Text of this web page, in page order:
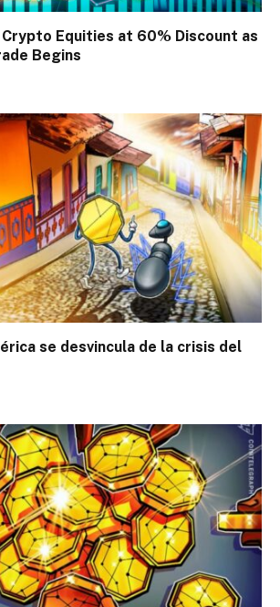
Equities at 60% Discount as
Begins
se desvincula de la crisis del